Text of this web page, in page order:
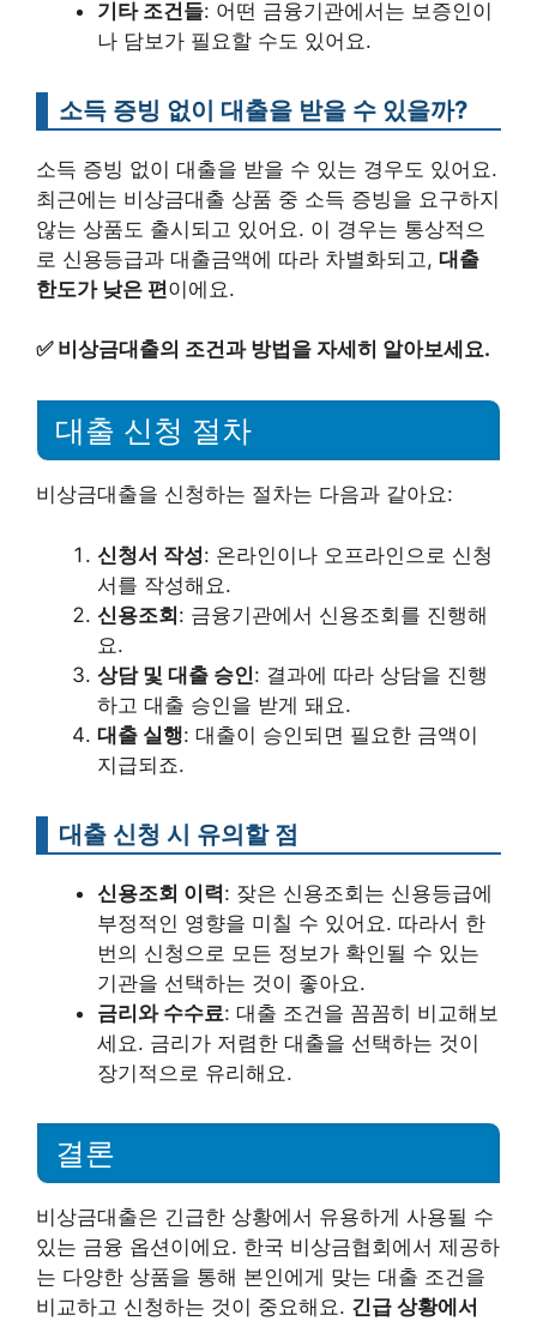
기타 조건들: 어떤 금융기관에서는 보증인이
나 담보가 필요할 수도 있어요.
소득 증빙 없이 대출을 받을 수 있을까?
소득 증빙 없이 대출을 받을 수 있는 경우도 있어요.
최근에는 비상금대출 상품 중 소득 증빙을 요구하지
않는 상품도 출시되고 있어요. 이 경우는 통상적으
로 신용등급과 대출금액에 따라 차별화되고, 대출
한도가 낮은 편이에요.
✅ 비상금대출의 조건과 방법을 자세히 알아보세요.
대출 신청 절차
비상금대출을 신청하는 절차는 다음과 같아요:
신청서 작성: 온라인이나 오프라인으로 신청
서를 작성해요.
신용조회: 금융기관에서 신용조회를 진행해
요.
상담 및 대출 승인: 결과에 따라 상담을 진행
하고 대출 승인을 받게 돼요.
대출 실행: 대출이 승인되면 필요한 금액이
지급되죠.
대출 신청 시 유의할 점
신용조회 이력: 잦은 신용조회는 신용등급에
부정적인 영향을 미칠 수 있어요. 따라서 한
번의 신청으로 모든 정보가 확인될 수 있는
기관을 선택하는 것이 좋아요.
금리와 수수료: 대출 조건을 꼼꼼히 비교해보
세요. 금리가 저렴한 대출을 선택하는 것이
장기적으로 유리해요.
결론
비상금대출은 긴급한 상황에서 유용하게 사용될 수
있는 금융 옵션이에요. 한국 비상금협회에서 제공하
는 다양한 상품을 통해 본인에게 맞는 대출 조건을
비교하고 신청하는 것이 중요해요. 긴급 상황에서